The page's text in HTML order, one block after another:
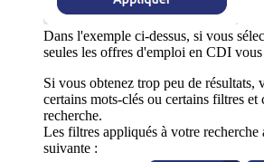
Dans l'exemple ci-dessus, si vous
seules les offres d'emploi en CDI vous
Si vous obtenez trop peu de résultats,
certains mots-clés ou certains filtres et
recherche.
Les filtres appliqués à votre recherche
suivante :